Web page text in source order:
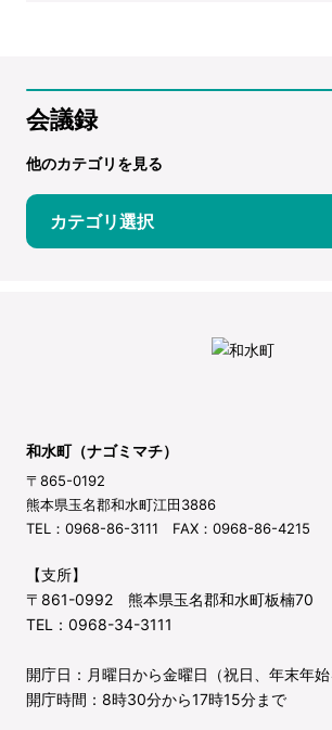
会議録
他のカテゴリを見る
カテゴリ選択
和水町（ナゴミマチ）
〒865-0192
熊本県玉名郡和水町江田3886
TEL：0968-86-3111 FAX：0968-86-4215
【支所】
〒861-0992 熊本県玉名郡和水町板楠70
TEL：0968-34-3111
開庁日：月曜日から金曜日（祝日、年末年始
開庁時間：8時30分から17時15分まで